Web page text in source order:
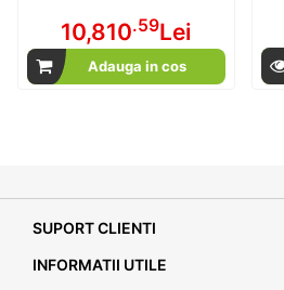
10,810.59Lei
Adauga in cos
SUPORT CLIENTI
INFORMATII UTILE